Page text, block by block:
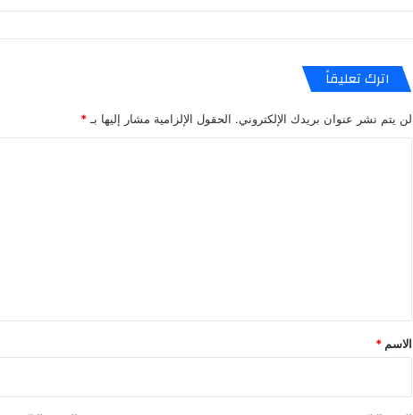
اترك تعليقاً
لن يتم نشر عنوان بريدك الإلكتروني. الحقول الإلزامية مشار إليها بـ *
*
الاسم *